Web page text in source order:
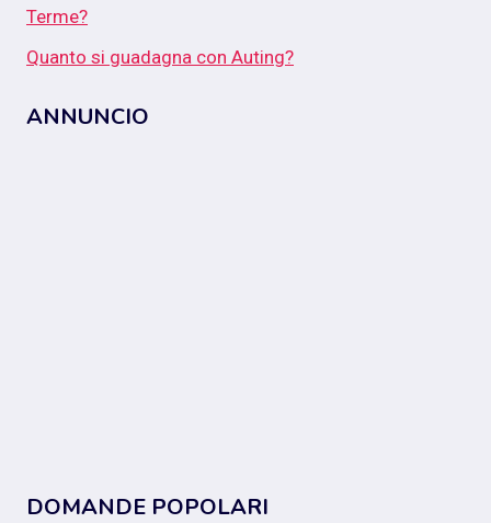
Terme?
Quanto si guadagna con Auting?
ANNUNCIO
DOMANDE POPOLARI